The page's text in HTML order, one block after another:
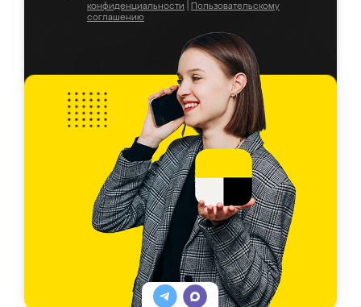
конфиденциальности
Пользовательскому
соглашению